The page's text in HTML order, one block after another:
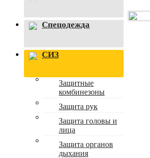
Спецодежда
СИЗ
Защитные
комбинезоны
Защита рук
Защита головы и
лица
Защита органов
дыхания